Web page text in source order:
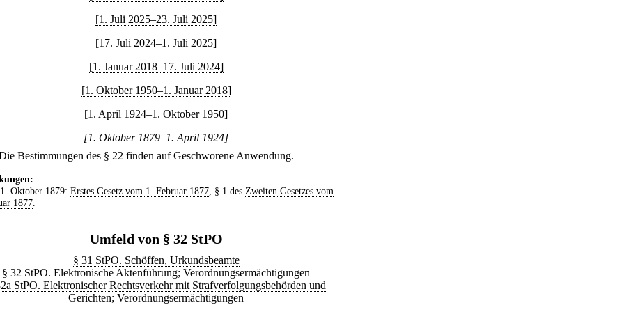
[1. Juli 2025–23. Juli 2025]
[17. Juli 2024–1. Juli 2025]
[1. Januar 2018–17. Juli 2024]
[1. Oktober 1950–1. Januar 2018]
[1. April 1924–1. Oktober 1950]
[1. Oktober 1879–1. April 1924]
Bestimmungen des § 22 finden auf Geschworene Anwendung.
Oktober 1879: Erstes Gesetz vom 1. Februar 1877, § 1 des Zweiten Gesetzes vom
1877
Umfeld von § 32 StPO
§ 31 StPO. Schöffen, Urkundsbeamte
§ 32 StPO. Elektronische Aktenführung; Verordnungsermächtigungen
StPO. Elektronischer Rechtsverkehr mit Strafverfolgungsbehörden und
Gerichten; Verordnungsermächtigungen